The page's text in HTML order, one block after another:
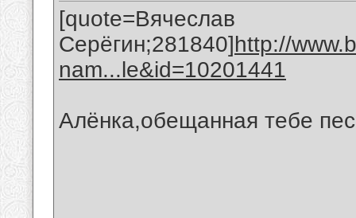
[quote=Вячеслав
Серёгин;281840]http://
nam...le&id=10201441
Алёнка,обещанная тебе